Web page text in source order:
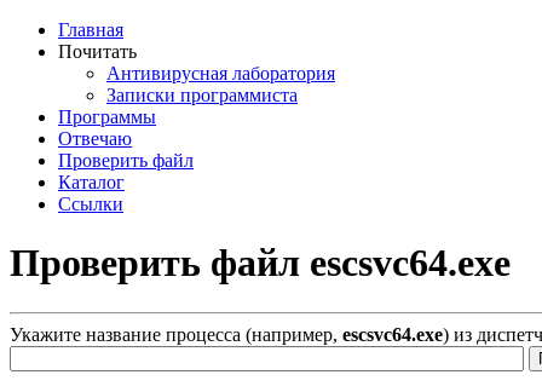
Главная
Почитать
Антивирусная лаборатория
Записки программиста
Программы
Отвечаю
Проверить файл
Каталог
Ссылки
Проверить файл escsvc64.exe
Укажите название процесса (например, escsvc64.exe) из